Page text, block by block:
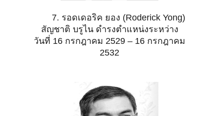
7. รอดเดอริค ยอง (Roderick Yong)
สัญชาติ บรูไน ดำรงตำแหน่งระหว่าง
วันที่ 16 กรกฎาคม 2529 – 16 กรกฎาคม
2532